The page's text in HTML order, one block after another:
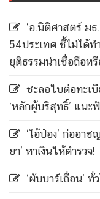
‘อ.นิติศาสตร์ มธ
54ประเทศ ชี้ไม่ได้ท
ยุติธรรมน่าเชื่อถือห
ชะลอใบต่อทะเ
‘หลักผู้บริสุทธิ์’ แนะ
‘ไอ้ป๋อง’ ก่ออา
ยา’ หาเงินให้ตำรวจ!
‘ผับบาร์เถื่อน’